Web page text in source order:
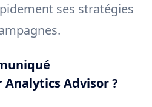
ses stratégies
Advisor ?